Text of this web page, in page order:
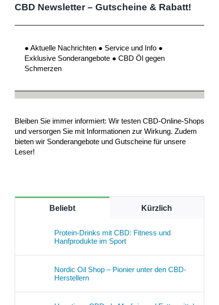
CBD Newsletter – Gutscheine & Rabatt!
● Aktuelle Nachrichten ● Service und Info ●
Exklusive Sonderangebote ● CBD Öl gegen
Schmerzen
Bleiben Sie immer informiert: Wir testen CBD-Online-Shops
und versorgen Sie mit Informationen zur Wirkung. Zudem
bieten wir Sonderangebote und Gutscheine für unsere
Leser!
Beliebt Kürzlich
Protein-Drinks mit CBD: Fitness und
Hanfprodukte im Sport
Nordic Oil Shop – Pionier unter den CBD-
Herstellern